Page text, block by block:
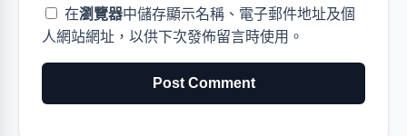
在瀏覽器中儲存顯示名稱、電子郵件地址及個
人網站網址，以供下次發佈留言時使用。